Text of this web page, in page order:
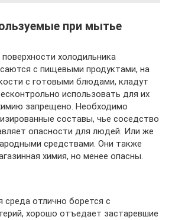
при мытье
холодильника
с пищевыми продуктами, на
с готовыми блюдами, кладут
использовать для их
запрещено. Необходимо
составы, чье соседство
опасности для людей. Или же
средствами. Они также
химия, но менее опасны.
отлично борется с
хорошо отъедает застаревшие